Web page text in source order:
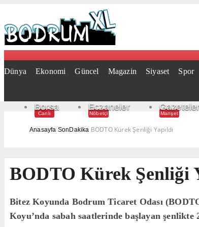
Dünya Ekonomi Güncel Magazin Siyaset Spor
Borsa
Canlı
Eczaneler
Nöbetçi Manşet
Anasayfa SonDakika BODTO Kürek Şenliği Yapıldı
BODTO Kürek Şenliği
Bitez Koyunda Bodrum Ticaret Odası
Koyu’nda sabah saatlerinde başlayan şenlikte